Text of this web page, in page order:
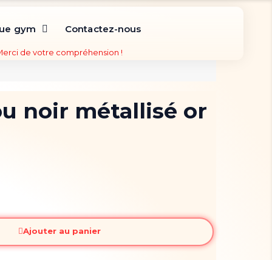
gym Contactez-nous
de votre compréhension !
noir métallisé or
Ajouter au panier